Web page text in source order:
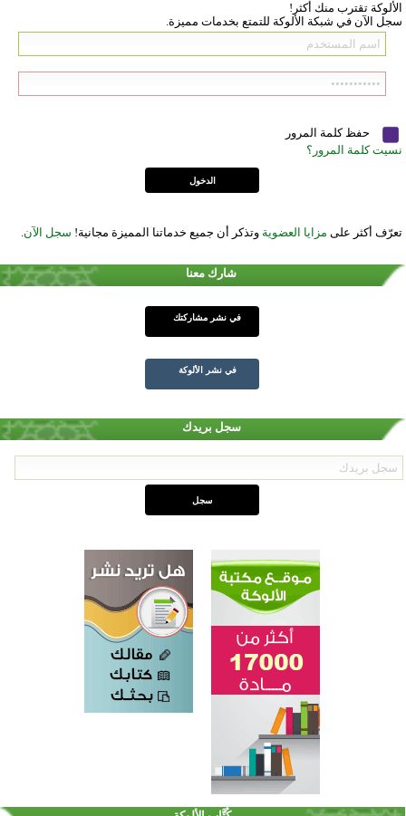
الألوكة تقترب منك أكثر!
سجل الآن في شبكة الألوكة للتمتع بخدمات مميزة.
حفظ كلمة المرور
نسيت كلمة المرور؟
تعرّف أكثر على مزايا العضوية وتذكر أن جميع خدماتنا المميزة مجانية! سجل الآن.
شارك معنا
في نشر مشاركتك
في نشر الألوكة
سجل بريدك